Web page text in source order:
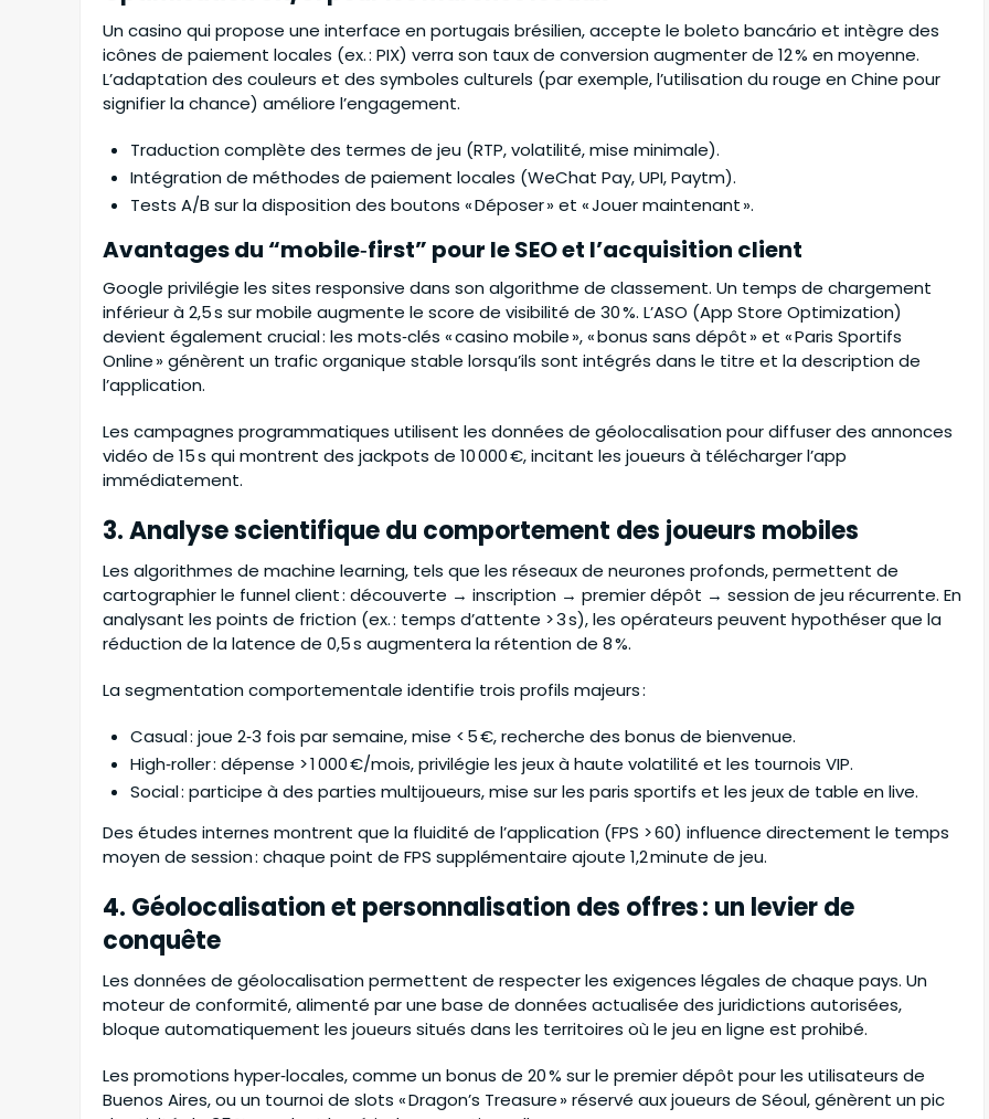
Un casino qui propose une interface en portugais brésilien, accepte le boleto bancário et intègre des
icônes de paiement locales (ex. : PIX) verra son taux de conversion augmenter de 12 % en moyenne.
L’adaptation des couleurs et des symboles culturels (par exemple, l’utilisation du rouge en Chine pour
signifier la chance) améliore l’engagement.
Traduction complète des termes de jeu (RTP, volatilité, mise minimale).
Intégration de méthodes de paiement locales (WeChat Pay, UPI, Paytm).
Tests A/B sur la disposition des boutons « Déposer » et « Jouer maintenant ».
Avantages du “mobile‑first” pour le SEO et l’acquisition client
Google privilégie les sites responsive dans son algorithme de classement. Un temps de chargement
inférieur à 2,5 s sur mobile augmente le score de visibilité de 30 %. L’ASO (App Store Optimization)
devient également crucial : les mots‑clés « casino mobile », « bonus sans dépôt » et « Paris Sportifs
Online » génèrent un trafic organique stable lorsqu’ils sont intégrés dans le titre et la description de
l’application.
Les campagnes programmatiques utilisent les données de géolocalisation pour diffuser des annonces
vidéo de 15 s qui montrent des jackpots de 10 000 €, incitant les joueurs à télécharger l’app
immédiatement.
3. Analyse scientifique du comportement des joueurs mobiles
Les algorithmes de machine learning, tels que les réseaux de neurones profonds, permettent de
cartographier le funnel client : découverte → inscription → premier dépôt → session de jeu récurrente. En
analysant les points de friction (ex. : temps d’attente > 3 s), les opérateurs peuvent hypothéser que la
réduction de la latence de 0,5 s augmentera la rétention de 8 %.
La segmentation comportementale identifie trois profils majeurs :
Casual : joue 2‑3 fois par semaine, mise < 5 €, recherche des bonus de bienvenue.
High‑roller : dépense > 1 000 €/mois, privilégie les jeux à haute volatilité et les tournois VIP.
Social : participe à des parties multijoueurs, mise sur les paris sportifs et les jeux de table en live.
Des études internes montrent que la fluidité de l’application (FPS > 60) influence directement le temps
moyen de session : chaque point de FPS supplémentaire ajoute 1,2 minute de jeu.
4. Géolocalisation et personnalisation des offres : un levier de
conquête
Les données de géolocalisation permettent de respecter les exigences légales de chaque pays. Un
moteur de conformité, alimenté par une base de données actualisée des juridictions autorisées,
bloque automatiquement les joueurs situés dans les territoires où le jeu en ligne est prohibé.
Les promotions hyper‑locales, comme un bonus de 20 % sur le premier dépôt pour les utilisateurs de
Buenos Aires, ou un tournoi de slots « Dragon’s Treasure » réservé aux joueurs de Séoul, génèrent un pic